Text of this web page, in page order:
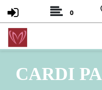
0
CARDI